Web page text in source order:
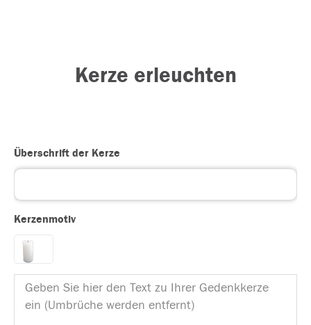
Kerze erleuchten
Überschrift der Kerze
Kerzenmotiv